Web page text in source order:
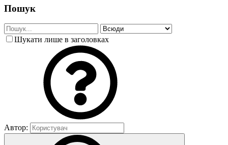
Пошук
Шукати лише в заголовках
Автор: